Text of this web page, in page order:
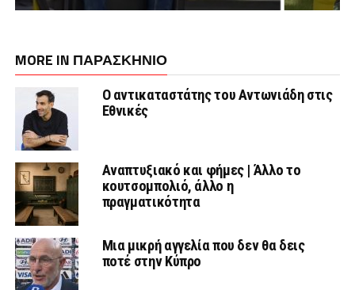
MORE IN ΠΑΡΑΣΚΉΝΙΟ
Ο αντικαταστάτης του Αντωνιάδη στις
Εθνικές
Αναπτυξιακό και φήμες | Άλλο το
κουτσομπολιό, άλλο η
πραγματικότητα
Μια μικρή αγγελία που δεν θα δεις
ποτέ στην Κύπρο